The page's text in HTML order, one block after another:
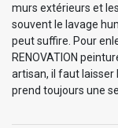
murs extérieurs et
souvent le lavage
peut suffire. Pour
RENOVATION
artisan, il faut laisser
prend toujours une